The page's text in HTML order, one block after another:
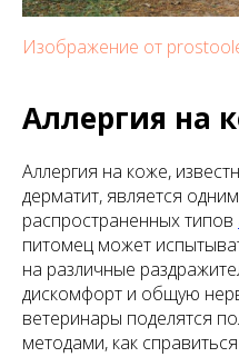
Изображение от
Аллергия на
Аллергия на коже,
дерматит, является
распространенных типов
питомец может
на различные
дискомфорт и общую
ветеринары поделятся
методами, как